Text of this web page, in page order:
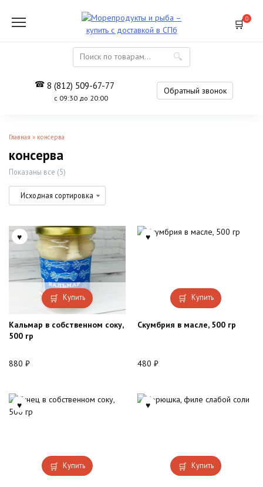
содержанию
Search
for:
0
8 (812) 509-67-77
с 09:30 до 20:00
Обратный звонок
Главная » консерва
консерва
Показаны все (5)
Купить
Кальмар в собственном соку,
500 гр
880 ₽
Купить
Скумбрия в масле, 500 гр
480 ₽
Купить Купить